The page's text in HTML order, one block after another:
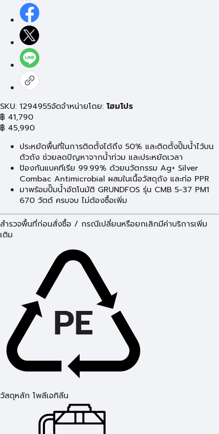
SKU: 1294955จัดจำหน่ายโดย: โฮมโปร
฿ 41,790
฿ 45,990
ประหยัดพื้นที่ในการติดตั้งได้ถึง 50% และติดตั้งปั๊มน้ำไว้บน
ตัวถัง ช่วยลดปัญหาจากน้ำท่วม และประหยัดเวลา
ป้องกันแบคทีเรีย 99.99% ด้วยนวัตกรรม Ag+ Silver
Combac Antimicrobial ผสมในเนื้อวัสดุถัง และท่อ PPR
มาพร้อมปั๊มน้ำอัตโนมัติ GRUNDFOS รุ่น CMB 5-37 PM1
670 วัตต์ ครบจบ ไม่ต้องซื้อเพิ่ม
สำรวจพื้นที่ก่อนสั่งซื้อ / กรณีเปลี่ยนหรือยกเลิกมีค่าบริการเพิ่ม
เติม
วัสดุหลัก โพลีเอทิลีน